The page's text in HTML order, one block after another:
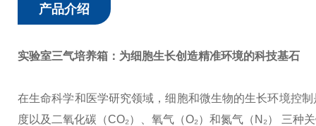
产品介绍
实验室三气培养箱 ：为细胞生长创造精准环境的科技基石
在生命科学和医学研究领域，细胞和微生物的生长环境控
度以及二氧化碳（CO₂）、氧气（O₂）和氮气（N₂） 三